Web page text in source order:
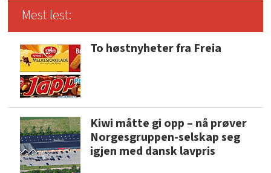
Mest lest:
To høstnyheter fra Freia
Kiwi måtte gi opp – nå prøver
Norgesgruppen-selskap seg
igjen med dansk lavpris